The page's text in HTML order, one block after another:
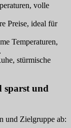
volle
Preise, ideal für
Temperaturen,
stürmische
sparst und
und Zielgruppe ab: